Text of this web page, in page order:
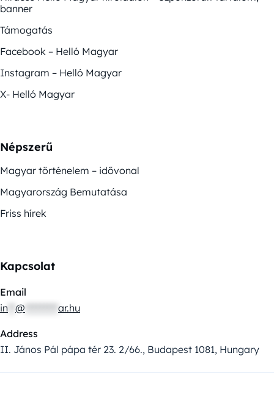
banner
Támogatás
Facebook – Helló Magyar
Instagram – Helló Magyar
X- Helló Magyar
Népszerű
Magyar történelem – idővonal
Magyarország Bemutatása
Friss hírek
Kapcsolat
Email
in @ ar.hu
Address
II. János Pál pápa tér 23. 2/66., Budapest 1081, Hungary